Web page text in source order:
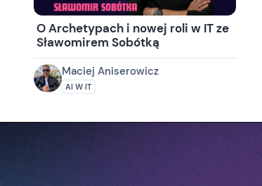
O Archetypach i nowej roli w IT ze
Sławomirem Sobótką
Maciej Aniserowicz
AI W IT